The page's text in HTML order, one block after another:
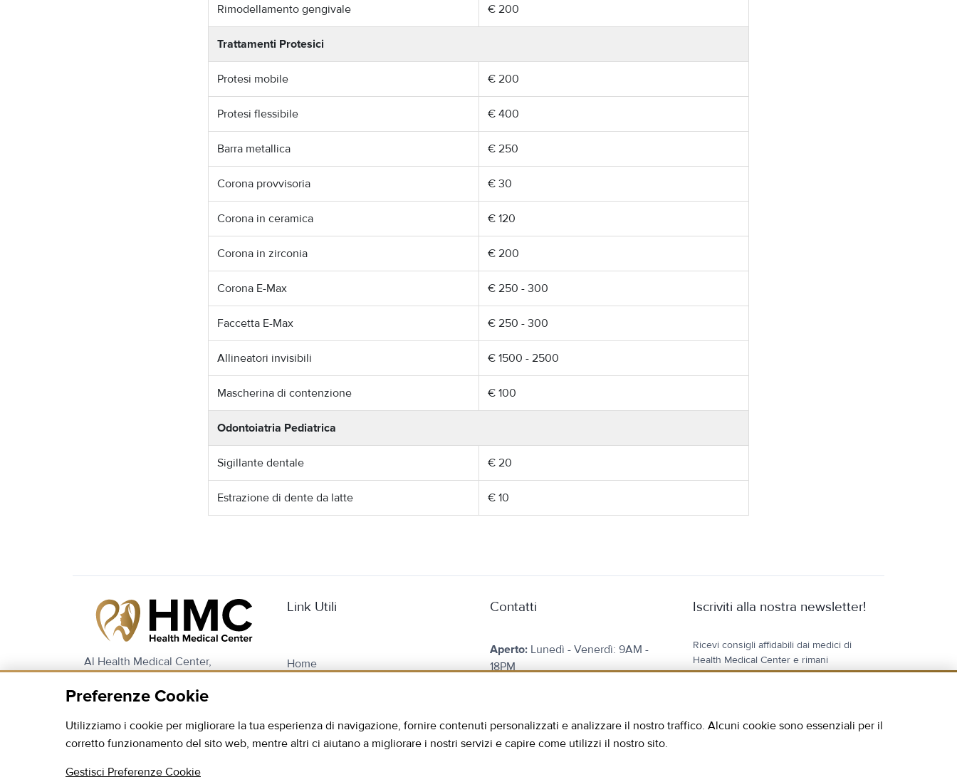
Rimodellamento gengivale € 200
Trattamenti Protesici
Protesi mobile € 200
Protesi flessibile € 400
Barra metallica € 250
Corona provvisoria € 30
Corona in ceramica € 120
Corona in zirconia € 200
Corona E-Max € 250 - 300
Faccetta E-Max € 250 - 300
Allineatori invisibili € 1500 - 2500
Mascherina di contenzione € 100
Odontoiatria Pediatrica
Sigillante dentale € 20
Estrazione di dente da latte € 10
Al Health Medical Center,
all’avanguardia con un team di
qualificati per offrire cure dentali
eccezionali e di alta qualità a tutti i
nostri pazienti.
Link Utili
Home
Prima & Dopo
Contatti
Aperto: Lunedì - Venerdì: 9AM -
18PM
E-mail:
Iscriviti alla nostra newsletter!
Ricevi consigli affidabili dai medici di
Health Medical Center e rimani
aggiornato.
Preferenze Cookie
Utilizziamo i cookie per migliorare la tua esperienza di navigazione, fornire contenuti personalizzati e analizzare il nostro traffico. Alcuni cookie sono essenziali per il
corretto funzionamento del sito web, mentre altri ci aiutano a migliorare i nostri servizi e capire come utilizzi il nostro sito.
Gestisci Preferenze Cookie